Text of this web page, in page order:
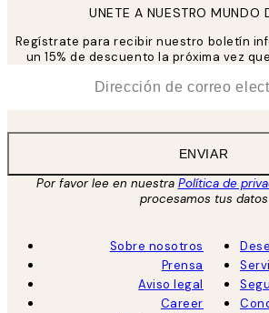
UNETE A NUESTRO MUNDO
Regístrate para recibir nuestro boletín
un 15% de descuento la próxima vez
ENVIAR
Por favor lee en nuestra Política de
procesamos tus datos
Sobre nosotros
Prensa
Aviso legal
Career